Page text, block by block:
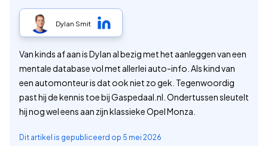
Dylan Smit
Van kinds af aan is Dylan al bezig met het aanleggen van een
mentale database vol met allerlei auto-info. Als kind van
een automonteur is dat ook niet zo gek. Tegenwoordig
past hij de kennis toe bij Gaspedaal.nl. Ondertussen sleutelt
hij nog wel eens aan zijn klassieke Opel Monza.
Dit artikel is gepubliceerd op 5 mei 2026